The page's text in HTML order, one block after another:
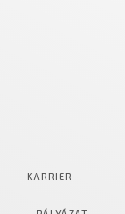
KARRIER